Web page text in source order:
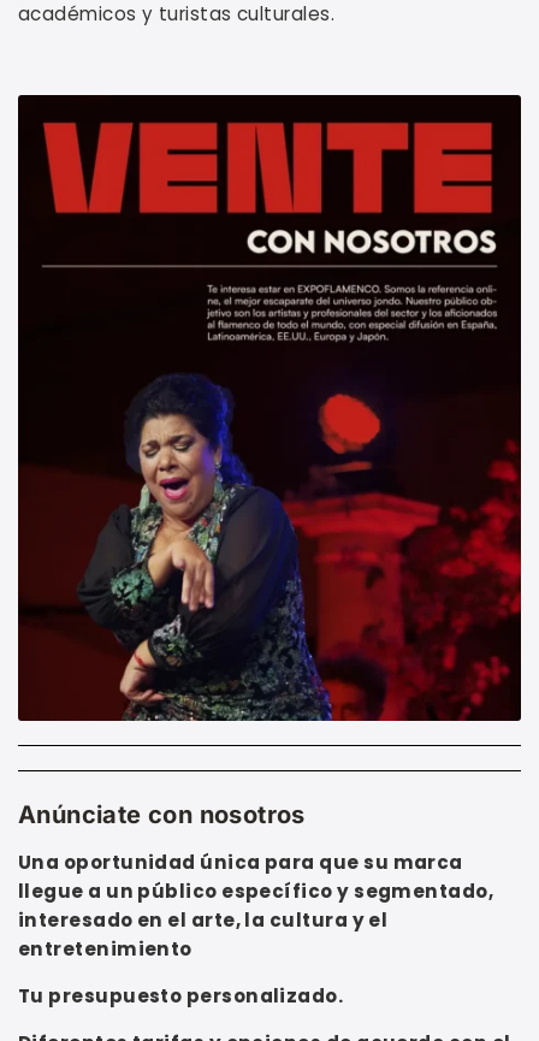
académicos y turistas culturales.
Anúnciate con nosotros
Una oportunidad única para que su marca
llegue a un público específico y segmentado,
interesado en el arte, la cultura y el
entretenimiento
Tu presupuesto personalizado.